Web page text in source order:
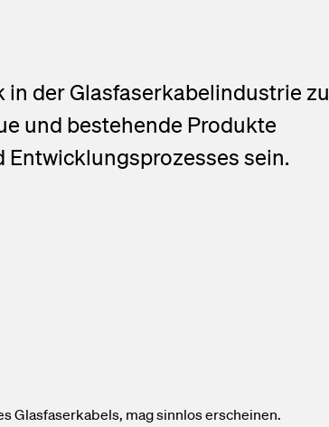
in der Glasfaserkabelindustrie zu
und bestehende Produkte
sein.
Glasfaserkabels, mag sinnlos erscheinen.